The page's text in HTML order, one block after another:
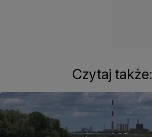
Czytaj także: